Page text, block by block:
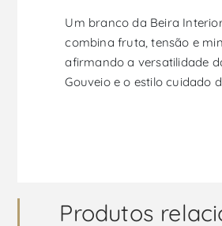
Um branco da Beira
combina fruta, tensão e
afirmando a versatilidade
Gouveio e o estilo cuidado
Produtos